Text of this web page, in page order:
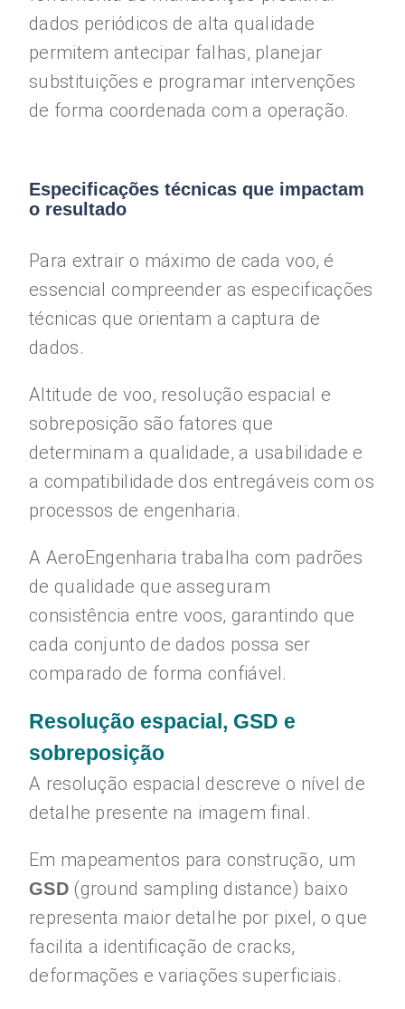
dados periódicos de alta qualidade
permitem antecipar falhas, planejar
substituições e programar intervenções
de forma coordenada com a operação.
Especificações técnicas que impactam
o resultado
Para extrair o máximo de cada voo, é
essencial compreender as especificações
técnicas que orientam a captura de
dados.
Altitude de voo, resolução espacial e
sobreposição são fatores que
determinam a qualidade, a usabilidade e
a compatibilidade dos entregáveis com os
processos de engenharia.
A AeroEngenharia trabalha com padrões
de qualidade que asseguram
consistência entre voos, garantindo que
cada conjunto de dados possa ser
comparado de forma confiável.
Resolução espacial, GSD e
sobreposição
A resolução espacial descreve o nível de
detalhe presente na imagem final.
Em mapeamentos para construção, um
GSD(ground sampling distance) baixo
representa maior detalhe por pixel, o que
facilita a identificação de cracks,
deformações e variações superficiais.